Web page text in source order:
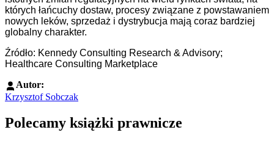
których łańcuchy dostaw, procesy związane z powstawaniem
nowych leków, sprzedaż i dystrybucja mają coraz bardziej
globalny charakter.
Źródło: Kennedy Consulting Research & Advisory;
Healthcare Consulting Marketplace
Autor:
Krzysztof Sobczak
Polecamy książki prawnicze